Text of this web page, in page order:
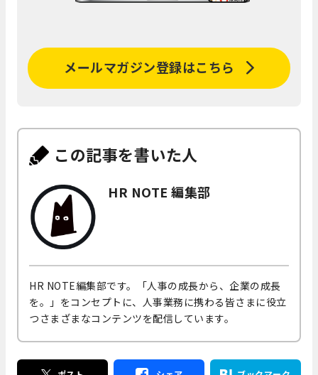
メールマガジン登録はこちら
この記事を書いた人
HR NOTE 編集部
HR NOTE編集部です。「人事の成長から、企業の成長
を。」をコンセプトに、人事業務に携わる皆さまに役立
つさまざまなコンテンツを配信しています。